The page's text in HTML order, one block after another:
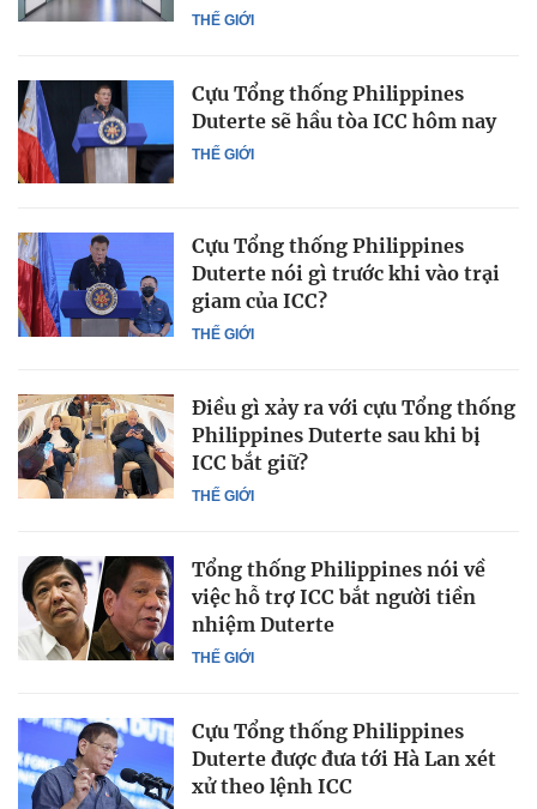
THẾ GIỚI
THẾ GIỚI
Cựu Tổng thống Philippines
Duterte sẽ hầu tòa ICC hôm nay
THẾ GIỚI
Cựu Tổng thống Philippines
Duterte nói gì trước khi vào trại
giam của ICC?
THẾ GIỚI
Điều gì xảy ra với cựu Tổng thống
Philippines Duterte sau khi bị
ICC bắt giữ?
THẾ GIỚI
Tổng thống Philippines nói về
việc hỗ trợ ICC bắt người tiền
nhiệm Duterte
Cựu Tổng thống Philippines
Duterte được đưa tới Hà Lan xét
xử theo lệnh ICC